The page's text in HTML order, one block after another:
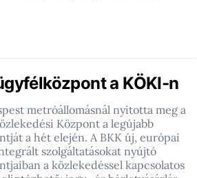
a KÖKI-n
metróállomásnál nyitotta meg a
Központ a legújabb
a hét elején. A BKK új, európai
szolgáltatásokat nyújtó
a közlekedéssel kapcsolatos